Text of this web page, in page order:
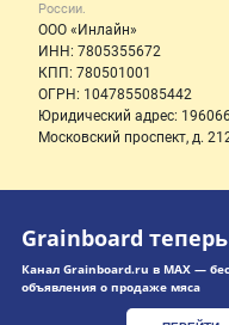
Grainboard
Канал Grainboard.ru в MAX —
объявления о продаже мяса
России.
ООО «Инлайн»
ИНН: 7805355672
КПП: 780501001
ОГРН: 1047855085442
Юридический адрес:
Московский проспект, д.
Счетчики,
©